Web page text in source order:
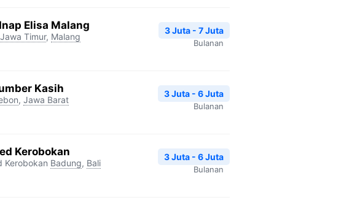
Elisa Malang
Jawa Timur, Malang
3 Juta - 7 Juta
Bulanan
Kasih
, Jawa Barat
3 Juta - 6 Juta
Bulanan
Kerobokan
Kerobokan Badung, Bali
3 Juta - 6 Juta
Bulanan